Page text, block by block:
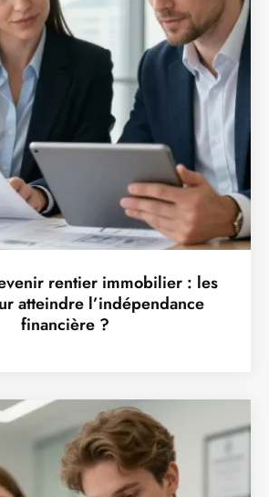
rentier immobilier : les
atteindre l’indépendance
financière ?